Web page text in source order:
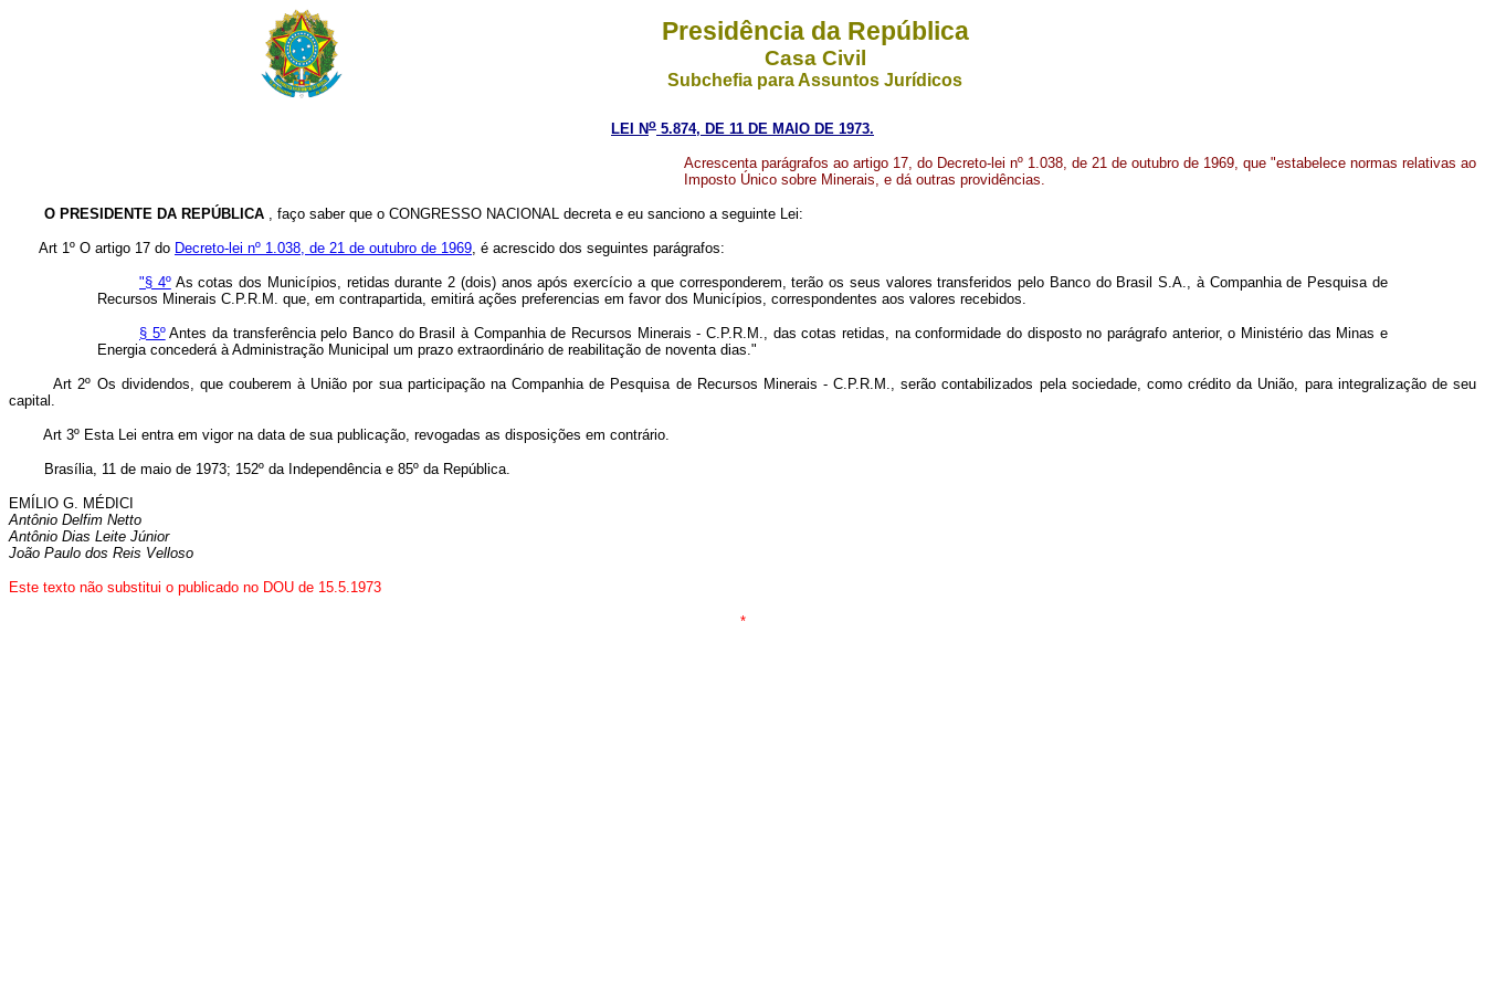
Presidência da República
Casa Civil
Subchefia para Assuntos Jurídicos
LEI No 5.874, DE 11 DE MAIO DE 1973.
Acrescenta parágrafos ao artigo 17, do Decreto-lei nº 1.038, de 21 de outubro de 1969, que "estabelece normas relativas ao
Imposto Único sobre Minerais, e dá outras providências.
O PRESIDENTE DA REPÚBLICA , faço saber que o CONGRESSO NACIONAL decreta e eu sanciono a seguinte Lei:
Art 1º O artigo 17 do Decreto-lei nº 1.038, de 21 de outubro de 1969, é acrescido dos seguintes parágrafos:
"§ 4ºAs cotas dos Municípios, retidas durante 2 (dois) anos após exercício a que corresponderem, terão os seus valores transferidos pelo Banco do Brasil S.A., à Companhia de Pesquisa de
Recursos Minerais C.P.R.M. que, em contrapartida, emitirá ações preferencias em favor dos Municípios, correspondentes aos valores recebidos.
§ 5ºAntes da transferência pelo Banco do Brasil à Companhia de Recursos Minerais - C.P.R.M., das cotas retidas, na conformidade do disposto no parágrafo anterior, o Ministério das Minas e
Energia concederá à Administração Municipal um prazo extraordinário de reabilitação de noventa dias."
Art 2º Os dividendos, que couberem à União por sua participação na Companhia de Pesquisa de Recursos Minerais - C.P.R.M., serão contabilizados pela sociedade, como crédito da União, para integralização de seu
capital.
Art 3º Esta Lei entra em vigor na data de sua publicação, revogadas as disposições em contrário.
Brasília, 11 de maio de 1973; 152º da Independência e 85º da República.
EMÍLIO G. MÉDICI
Antônio Delfim Netto
Antônio Dias Leite Júnior
João Paulo dos Reis Velloso
Este texto não substitui o publicado no DOU de 15.5.1973
*